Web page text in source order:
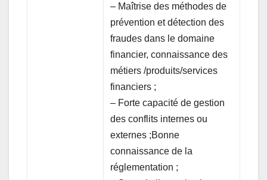
– Maîtrise des méthodes de
prévention et détection des
fraudes dans le domaine
financier, connaissance des
métiers /produits/services
financiers ;
– Forte capacité de gestion
des conflits internes ou
externes ;Bonne
connaissance de la
réglementation ;